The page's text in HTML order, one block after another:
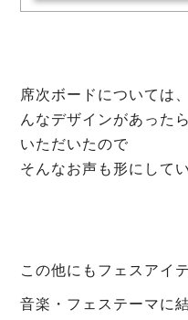
席次ボードについては
んなデザインがあった
いただいたので
そんなお声も形にして
この他にもフェスアイ
音楽・フェステーマに